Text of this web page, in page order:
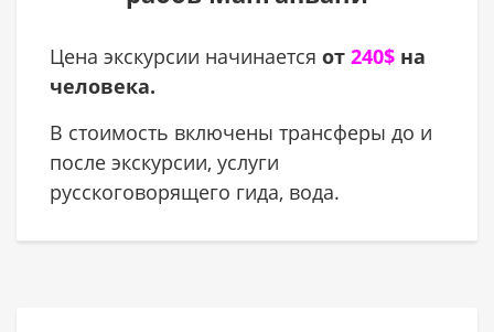
Цена экскурсии начинается от 240$ на
человека.
В стоимость включены трансферы до и
после экскурсии, услуги
русскоговорящего гида, вода.